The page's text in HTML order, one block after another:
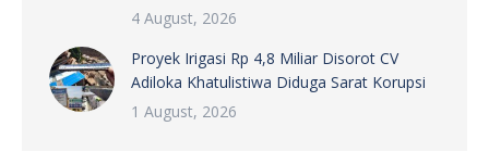
4 August, 2026
Proyek Irigasi Rp 4,8 Miliar Disorot CV
Adiloka Khatulistiwa Diduga Sarat Korupsi
1 August, 2026